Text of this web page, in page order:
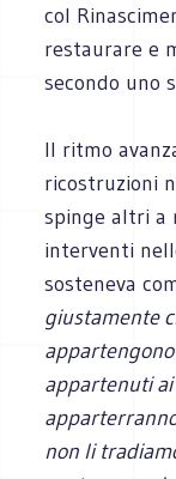
col
restaurare e
secondo uno
Il ritmo
ricostruzioni
spinge altri a
interventi
sosteneva
giustamente
appartenuti
non li